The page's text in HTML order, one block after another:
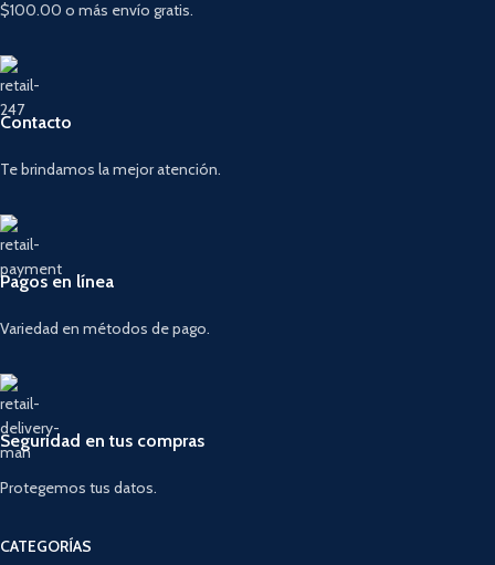
$100.00 o más envío gratis.
Contacto
Te brindamos la mejor atención.
Pagos en línea
Variedad en métodos de pago.
Seguridad en tus compras
Protegemos tus datos.
CATEGORÍAS